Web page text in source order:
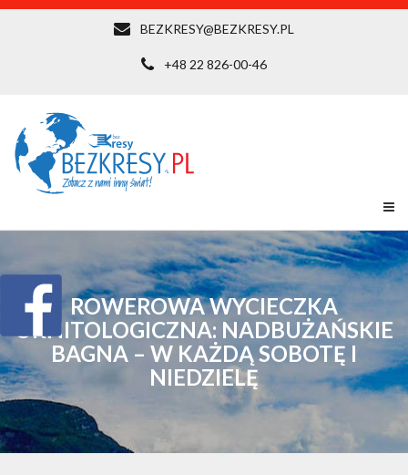
BEZKRESY@BEZKRESY.PL
+48 22 826-00-46
ROWEROWA WYCIECZKA
ORNITOLOGICZNA: NADBUŻAŃSKIE
BAGNA – W KAŻDĄ SOBOTĘ I
NIEDZIELĘ